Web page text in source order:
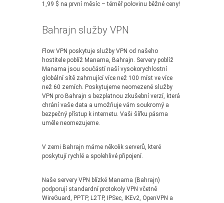
1,99 $ na první měsíc – téměř polovinu běžné ceny!
Bahrajn služby VPN
Flow VPN poskytuje služby VPN od našeho
hostitele poblíž Manama, Bahrajn. Servery poblíž
Manama jsou součástí naší vysokorychlostní
globální sítě zahrnující více než 100 míst ve více
než 60 zemích. Poskytujeme neomezené služby
VPN pro Bahrajn s bezplatnou zkušební verzí, která
chrání vaše data a umožňuje vám soukromý a
bezpečný přístup k internetu. Vaši šířku pásma
uměle neomezujeme.
V zemi Bahrajn máme několik serverů, které
poskytují rychlé a spolehlivé připojení.
Naše servery VPN blízké Manama (Bahrajn)
podporují standardní protokoly VPN včetně
WireGuard, PPTP, L2TP, IPSec, IKEv2, OpenVPN a